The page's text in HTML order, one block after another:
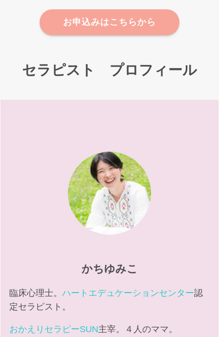
お申込みはこちらから
セラピスト プロフィール
かちゆみこ
臨床心理士。 ハートエデュケーションセンター認
定セラピスト。
おかえりセラピーSUN主宰。４人のママ。